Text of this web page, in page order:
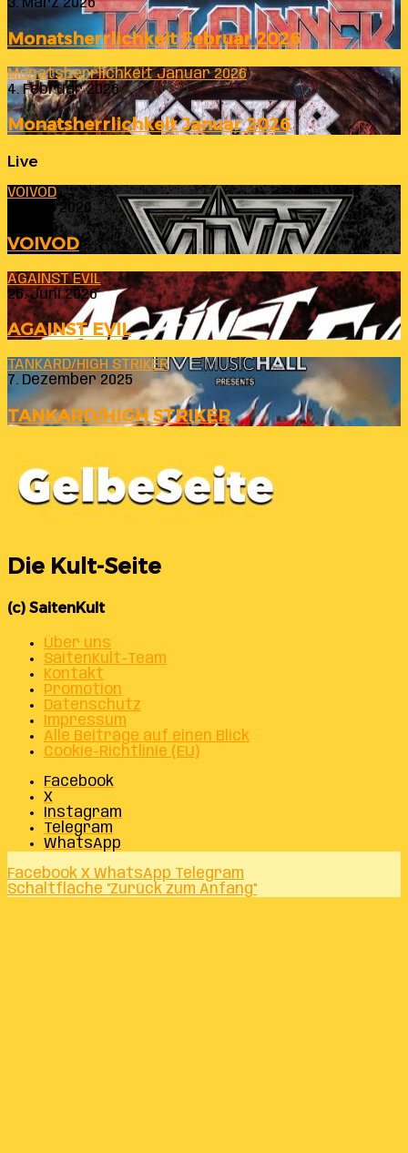
3. März 2026
Monatsherrlichkeit Februar 2026
Monatsherrlichkeit Januar 2026
4. Februar 2026
Monatsherrlichkeit Januar 2026
Live
VOIVOD
23. Juli 2026
VOIVOD
AGAINST EVIL
26. Juni 2026
AGAINST EVIL
TANKARD/HIGH STRIKER
7. Dezember 2025
TANKARD/HIGH STRIKER
Die Kult-Seite
(c) SaitenKult
Über uns
SaitenKult-Team
Kontakt
Promotion
Datenschutz
Impressum
Alle Beiträge auf einen Blick
Cookie-Richtlinie (EU)
Facebook
X
Instagram
Telegram
WhatsApp
Facebook X WhatsApp Telegram
Schaltfläche "Zurück zum Anfang"